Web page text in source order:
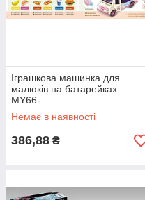
Іграшкова машинка для
малюків на батарейках
MY66-
Q1295/Q1296/Q1297/Q1298 4
види, світло, звук, в кор.
Немає в наявності
386,88 ₴